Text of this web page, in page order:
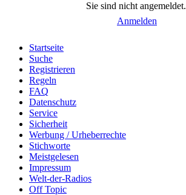
Sie sind nicht angemeldet.
Anmelden
Startseite
Suche
Registrieren
Regeln
FAQ
Datenschutz
Service
Sicherheit
Werbung / Urheberrechte
Stichworte
Meistgelesen
Impressum
Welt-der-Radios
Off Topic